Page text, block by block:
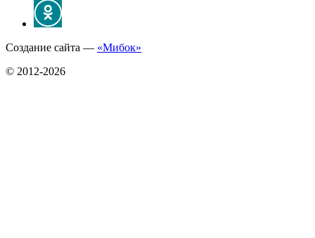
Создание сайта — «Мибок»
© 2012-2026